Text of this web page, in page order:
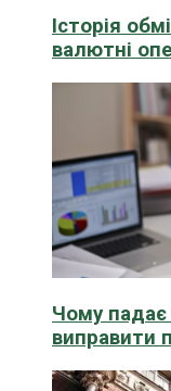
Історія
валютні
Чому падає
виправити